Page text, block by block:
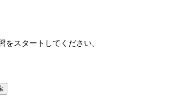
をスタートしてください。